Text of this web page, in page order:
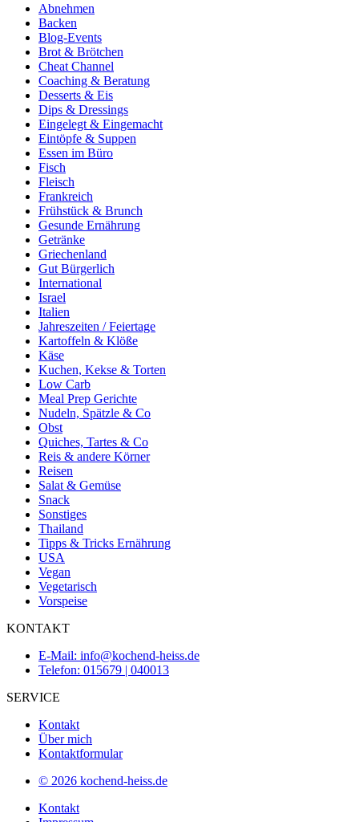
Abnehmen
Backen
Blog-Events
Brot & Brötchen
Cheat Channel
Coaching & Beratung
Desserts & Eis
Dips & Dressings
Eingelegt & Eingemacht
Eintöpfe & Suppen
Essen im Büro
Fisch
Fleisch
Frankreich
Frühstück & Brunch
Gesunde Ernährung
Getränke
Griechenland
Gut Bürgerlich
International
Israel
Italien
Jahreszeiten / Feiertage
Kartoffeln & Klöße
Käse
Kuchen, Kekse & Torten
Low Carb
Meal Prep Gerichte
Nudeln, Spätzle & Co
Obst
Quiches, Tartes & Co
Reis & andere Körner
Reisen
Salat & Gemüse
Snack
Sonstiges
Thailand
Tipps & Tricks Ernährung
USA
Vegan
Vegetarisch
Vorspeise
KONTAKT
E-Mail: info@kochend-heiss.de
Telefon: 015679 | 040013
SERVICE
Kontakt
Über mich
Kontaktformular
© 2026 kochend-heiss.de
Kontakt